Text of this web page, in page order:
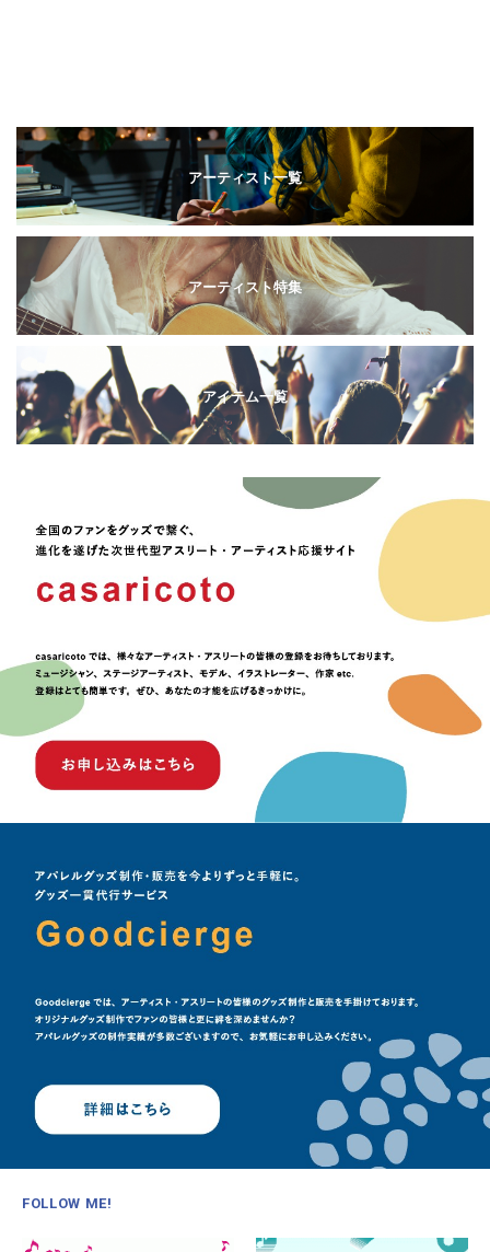
アーティスト一覧
アーティスト特集
アイテム一覧
FOLLOW ME!